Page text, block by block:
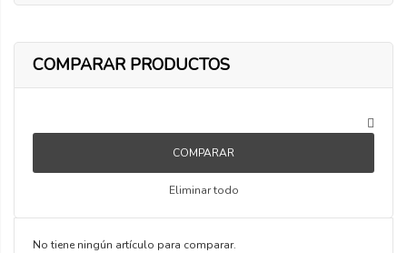
COMPARAR PRODUCTOS
COMPARAR
Eliminar todo
No tiene ningún artículo para comparar.